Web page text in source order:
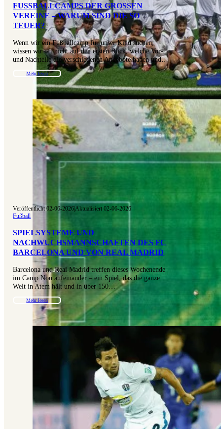
FUSSBALLCAMPS DER GROSSEN VE
REINE – WARUM SIND DIE SO TE
UER?
Wenn wir ein Fußballcamp für unser Kind suchen,
wissen wir oft nicht auf den ersten Blick, welche Vor-
und Nachteile die verschiedenen Angebote haben und…
Mehr lesen
Veröffentlicht 02-06-2026|Aktualisiert 02-06-2026
Fußball
SPIELSYSTEME UND
NACHWUCHSMANNSCHAFTEN DES FC
BARCELONA UND VON REAL MADRID
Barcelona und Real Madrid treffen dieses Wochenende
im Camp Nou aufeinander – ein Spiel, das die ganze
Welt in Atem hält und in über 150…
Mehr lesen